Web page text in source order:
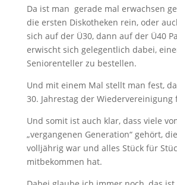
Da ist man gerade mal erwachsen
die ersten Diskotheken rein, oder
sich auf der Ü30, dann auf der Ü40
erwischt sich gelegentlich dabei,
Seniorenteller zu bestellen.
Und mit einem Mal stellt man fest,
30. Jahrestag der Wiedervereinigung
Und somit ist auch klar, dass viele
„vergangenen Generation“ gehört,
volljährig war und alles Stück für
mitbekommen hat.